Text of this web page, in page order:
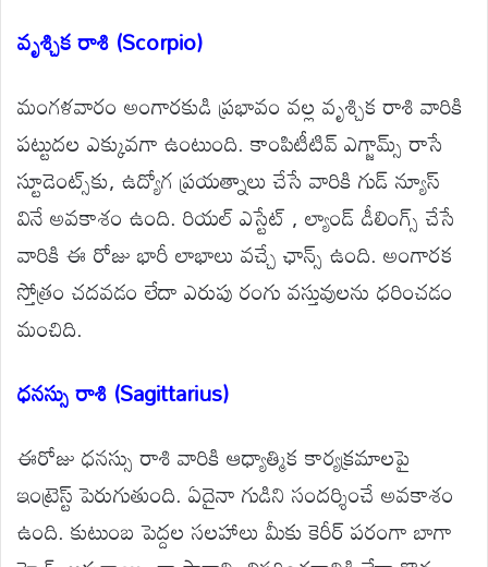
వృశ్చిక రాశి (Scorpio)
మంగళవారం అంగారకుడి ప్రభావం వల్ల వృశ్చిక రాశి వారికి
పట్టుదల ఎక్కువగా ఉంటుంది. కాంపిటీటివ్ ఎగ్జామ్స్ రాసే
స్టూడెంట్స్‌కు, ఉద్యోగ ప్రయత్నాలు చేసే వారికి గుడ్ న్యూస్
వినే అవకాశం ఉంది. రియల్ ఎస్టేట్ , ల్యాండ్ డీలింగ్స్ చేసే
వారికి ఈ రోజు భారీ లాభాలు వచ్చే ఛాన్స్ ఉంది. అంగారక
స్తోత్రం చదవడం లేదా ఎరుపు రంగు వస్తువులను ధరించడం
మంచిది.
ధనస్సు రాశి (Sagittarius)
ఈరోజు ధనస్సు రాశి వారికి ఆధ్యాత్మిక కార్యక్రమాలపై
ఇంట్రెస్ట్ పెరుగుతుంది. ఏదైనా గుడిని సందర్శించే అవకాశం
ఉంది. కుటుంబ పెద్దల సలహాలు మీకు కెరీర్ పరంగా బాగా